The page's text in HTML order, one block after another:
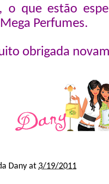
o que estão
Perfumes.
obrigada
Dany at 3/19/2011